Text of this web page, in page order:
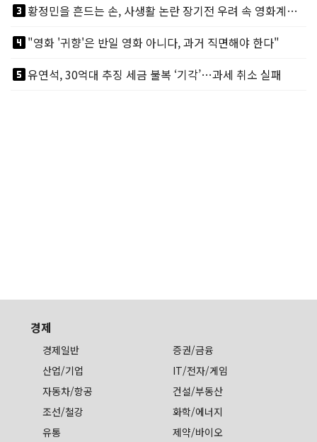
looks_3
황정민을 흔드는 손, 사생활 논란 장기전 우려 속 영화계도 리스크
looks_4"영화 '귀향'은 반일 영화 아니다, 과거 직면해야 한다"
looks_5유연석, 30억대 추징 세금 불복 ‘기각’…과세 취소 실패
경제
경제일반
증권/금융
산업/기업
IT/전자/게임
자동차/항공
건설/부동산
조선/철강
화학/에너지
유통
제약/바이오